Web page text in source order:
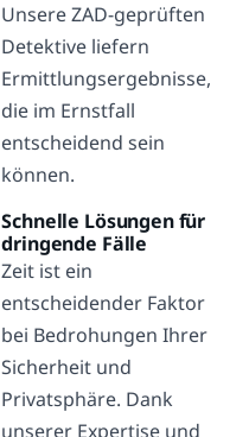
Unsere ZAD-geprüften
Detektive liefern
Ermittlungsergebnisse,
die im Ernstfall
entscheidend sein
können.
Schnelle Lösungen für
dringende Fälle
Zeit ist ein
entscheidender Faktor
bei Bedrohungen Ihrer
Sicherheit und
Privatsphäre. Dank
unserer Expertise und